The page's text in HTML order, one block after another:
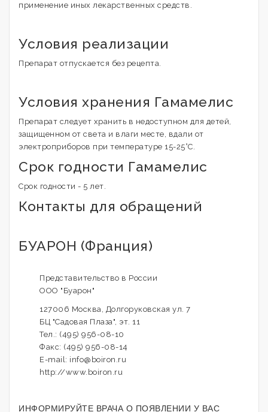
применение иных лекарственных средств.
Условия реализации
Препарат отпускается без рецепта.
Условия хранения Гамамелис
Препарат следует хранить в недоступном для детей,
защищенном от света и влаги месте, вдали от
электроприборов при температуре 15-25°C.
Срок годности Гамамелис
Срок годности - 5 лет.
Контакты для обращений
БУАРОН (Франция)
Представительство в России
ООО "Буарон"
127006 Москва, Долгоруковская ул. 7
БЦ "Садовая Плаза", эт. 11
Тел.: (495) 956-08-10
Факс: (495) 956-08-14
E-mail: info@boiron.ru
http://www.boiron.ru
ИНФОРМИРУЙТЕ ВРАЧА О ПОЯВЛЕНИИ У ВАС